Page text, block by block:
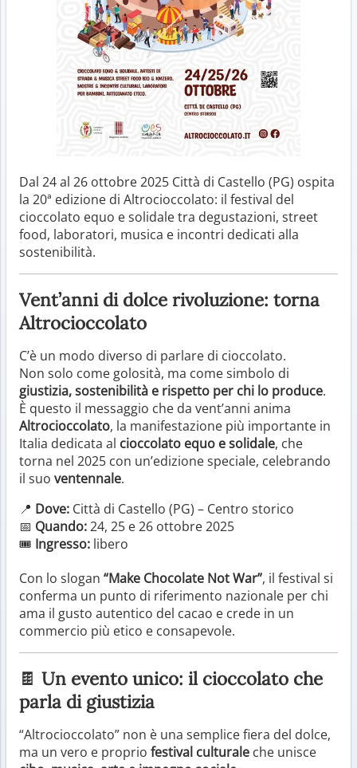
Dal 24 al 26 ottobre 2025 Città di Castello (PG) ospita
la 20ª edizione di Altrocioccolato: il festival del
cioccolato equo e solidale tra degustazioni, street
food, laboratori, musica e incontri dedicati alla
sostenibilità.
Vent’anni di dolce rivoluzione: torna
Altrocioccolato
C’è un modo diverso di parlare di cioccolato.
Non solo come golosità, ma come simbolo di
giustizia, sostenibilità e rispetto per chi lo produce.
È questo il messaggio che da vent’anni anima
Altrocioccolato, la manifestazione più importante in
Italia dedicata al cioccolato equo e solidale, che
torna nel 2025 con un’edizione speciale, celebrando
il suo ventennale.
📍 Dove: Città di Castello (PG) – Centro storico
📅 Quando:24, 25 e 26 ottobre 2025
🎟️ Ingresso: libero
Con lo slogan “Make Chocolate Not War”, il festival si
conferma un punto di riferimento nazionale per chi
ama il gusto autentico del cacao e crede in un
commercio più etico e consapevole.
🍫 Un evento unico: il cioccolato che
parla di giustizia
“Altrocioccolato” non è una semplice fiera del dolce,
ma un vero e proprio festival culturale che unisce